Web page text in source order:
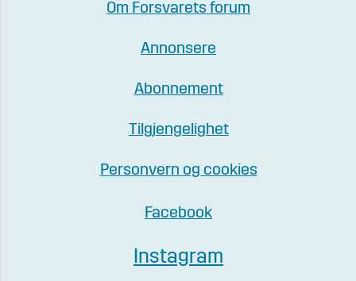
Om Forsvarets forum
Annonsere
Abonnement
Tilgjengelighet
Personvern og cookies
Facebook
Instagram